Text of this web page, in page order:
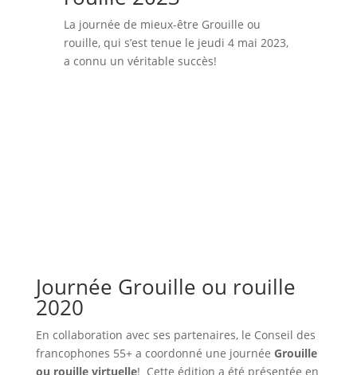
La journée de mieux-être Grouille ou
rouille, qui s’est tenue le jeudi 4 mai 2023,
a connu un véritable succès!
Journée Grouille ou rouille
2020
En collaboration avec ses partenaires, le Conseil des
francophones 55+ a coordonné une journée Grouille
ou rouille virtuelle! Cette édition a été présentée en